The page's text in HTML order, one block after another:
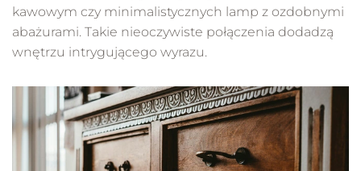
kawowym czy minimalistycznych lamp z ozdobnymi
abażurami. Takie nieoczywiste połączenia dodadzą
wnętrzu intrygującego wyrazu.